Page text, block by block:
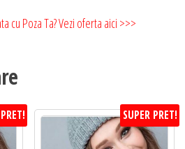
cu Poza Ta? Vezi oferta aici >>>
SUPER PRET!